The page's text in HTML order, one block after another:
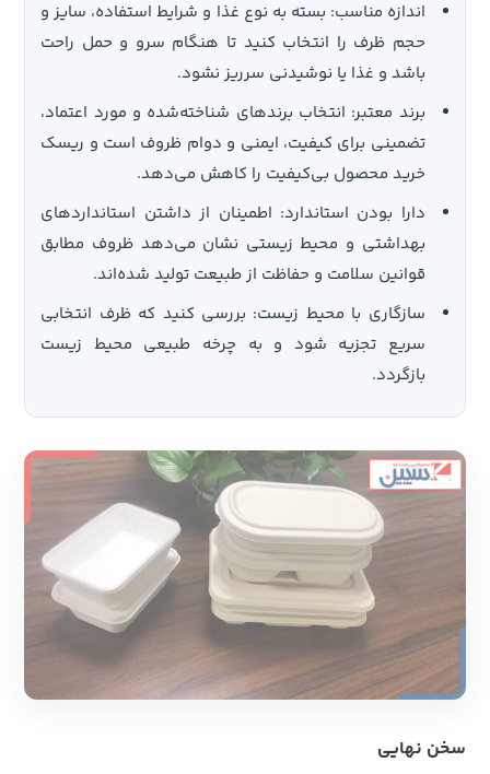
اندازه مناسب: بسته به نوع غذا و شرایط استفاده، سایز و
حجم ظرف را انتخاب کنید تا هنگام سرو و حمل راحت
باشد و غذا یا نوشیدنی سرریز نشود.
برند معتبر: انتخاب برندهای شناخته‌شده و مورد اعتماد،
تضمینی برای کیفیت، ایمنی و دوام ظروف است و ریسک
خرید محصول بی‌کیفیت را کاهش می‌دهد.
دارا بودن استاندارد: اطمینان از داشتن استانداردهای
بهداشتی و محیط زیستی نشان می‌دهد ظروف مطابق
قوانین سلامت و حفاظت از طبیعت تولید شده‌اند.
سازگاری با محیط زیست: بررسی کنید که ظرف انتخابی
سریع تجزیه شود و به چرخه طبیعی محیط زیست
بازگردد.
سخن نهایی